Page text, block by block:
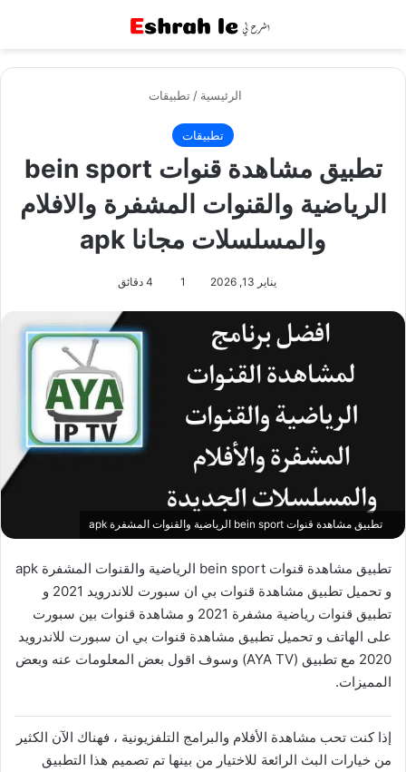
الرئيسية / تطبيقات
تطبيقات
تطبيق مشاهدة قنوات bein sport
الرياضية والقنوات المشفرة والافلام
والمسلسلات مجانا apk
يناير 13, 2026 1
تطبيق مشاهدة قنوات bein sport الرياضية والقنوات المشفرة apk
تطبيق مشاهدة قنوات bein sport الرياضية والقنوات المشفرة apk
و تحميل تطبيق مشاهدة قنوات بي ان سبورت للاندرويد 2021 و
تطبيق قنوات رياضية مشفرة 2021 و مشاهدة قنوات بين سبورت
على الهاتف و تحميل تطبيق مشاهدة قنوات بي ان سبورت للاندرويد
2020 مع تطبيق (AYA TV) وسوف اقول بعض المعلومات عنه وبعض
المميزات.
إذا كنت تحب مشاهدة الأفلام والبرامج التلفزيونية ، فهناك الآن الكثير
من خيارات البث الرائعة للاختيار من بينها تم تصميم هذا التطبيق